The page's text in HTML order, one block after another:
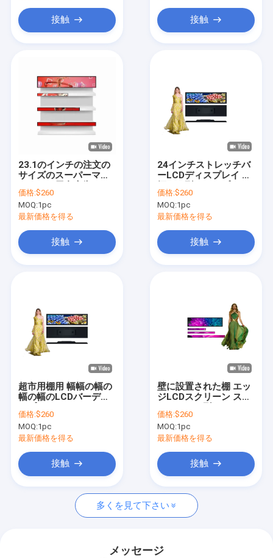
わたしたち に つい て
工場 ツアー
連絡 ください
ニュース
事件
接触 接触
23.1のインチの注文の
サイズのスーパーマー
ディア プレイヤーのス
トリップの超広い棚ス
クリーンの伸張棒LCD
価格:$260
MOQ:1pc
最新価格を得る
接触
24インチストレッチバ
ーLCDディスプレイ 超
壁にマウント
価格:$260
MOQ:1pc
最新価格を得る
接触
超市用棚用 幅幅の幅の
幅の幅のLCDバーディ
価格:$260
MOQ:1pc
最新価格を得る
接触
壁に設置された棚 エッ
ジLCDスクリーン スト
スプレイ スーパーマー
ケットモール用
価格:$260
MOQ:1pc
最新価格を得る
接触
多くを見て下さい
メッセージ